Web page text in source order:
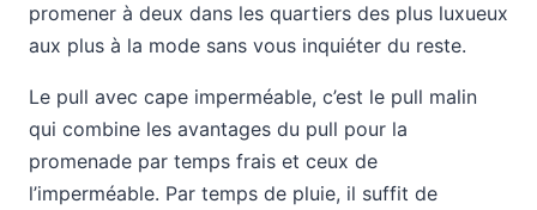
promener à deux dans les quartiers des plus luxueux
aux plus à la mode sans vous inquiéter du reste.
Le pull avec cape imperméable, c’est le pull malin
qui combine les avantages du pull pour la
promenade par temps frais et ceux de
l’imperméable. Par temps de pluie, il suffit de